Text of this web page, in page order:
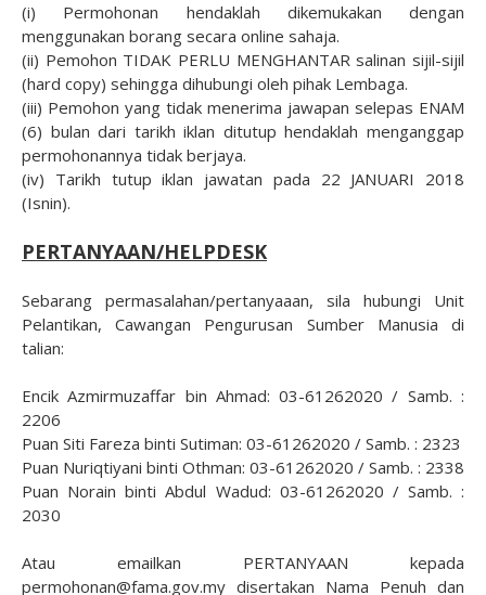
(i) Permohonan hendaklah dikemukakan dengan
menggunakan borang secara online sahaja.
(ii) Pemohon TIDAK PERLU MENGHANTAR salinan sijil-sijil
(hard copy) sehingga dihubungi oleh pihak Lembaga.
(iii) Pemohon yang tidak menerima jawapan selepas ENAM
(6) bulan dari tarikh iklan ditutup hendaklah menganggap
permohonannya tidak berjaya.
(iv) Tarikh tutup iklan jawatan pada 22 JANUARI 2018
(Isnin).
PERTANYAAN/HELPDESK
Sebarang permasalahan/pertanyaaan, sila hubungi Unit
Pelantikan, Cawangan Pengurusan Sumber Manusia di
talian:
Encik Azmirmuzaffar bin Ahmad: 03-61262020 / Samb. :
2206
Puan Siti Fareza binti Sutiman: 03-61262020 / Samb. : 2323
Puan Nuriqtiyani binti Othman: 03-61262020 / Samb. : 2338
Puan Norain binti Abdul Wadud: 03-61262020 / Samb. :
2030
Atau emailkan PERTANYAAN kepada
permohonan@fama.gov.my disertakan Nama Penuh dan